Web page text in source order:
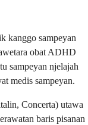
kanggo sampeyan
obat ADHD
sampeyan njelajah
medis sampeyan.
Concerta) utawa
baris pisanan